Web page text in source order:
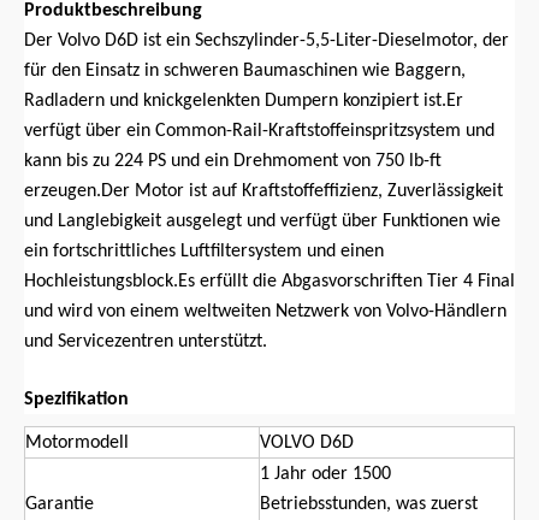
Produktbeschreibung
Der Volvo D6D ist ein Sechszylinder-5,5-Liter-Dieselmotor, der
für den Einsatz in schweren Baumaschinen wie Baggern,
Radladern und knickgelenkten Dumpern konzipiert ist.Er
verfügt über ein Common-Rail-Kraftstoffeinspritzsystem und
kann bis zu 224 PS und ein Drehmoment von 750 lb-ft
erzeugen.Der Motor ist auf Kraftstoffeffizienz, Zuverlässigkeit
und Langlebigkeit ausgelegt und verfügt über Funktionen wie
ein fortschrittliches Luftfiltersystem und einen
Hochleistungsblock.Es erfüllt die Abgasvorschriften Tier 4 Final
und wird von einem weltweiten Netzwerk von Volvo-Händlern
und Servicezentren unterstützt.
Spezifikation
Motormodell VOLVO D6D
Garantie
1 Jahr oder 1500
Betriebsstunden, was zuerst